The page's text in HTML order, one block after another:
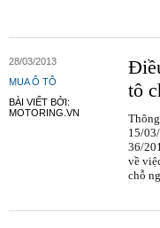
28/03/2013
MUA Ô TÔ
BÀI VIẾT BỞI:
MOTORING.VN
tô
15/
36/
về
chỗ